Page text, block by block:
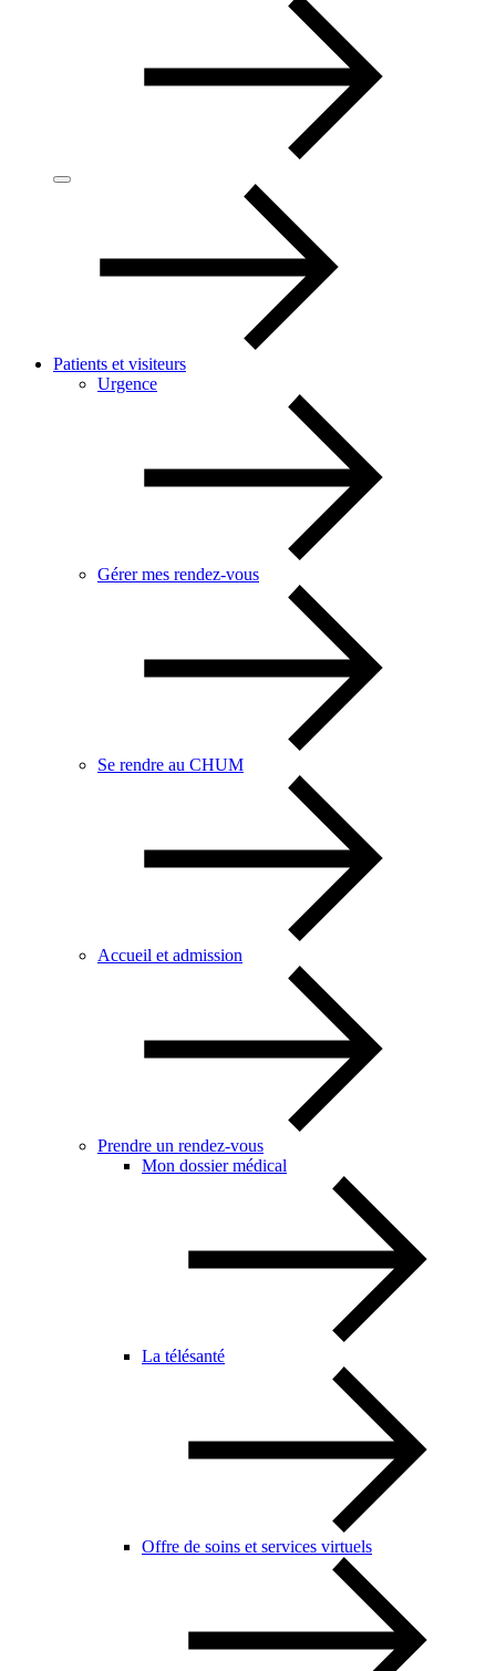
Patients et visiteurs
Urgence
Gérer mes rendez-vous
Se rendre au CHUM
Accueil et admission
Prendre un rendez-vous
Mon dossier médical
La télésanté
Offre de soins et services virtuels